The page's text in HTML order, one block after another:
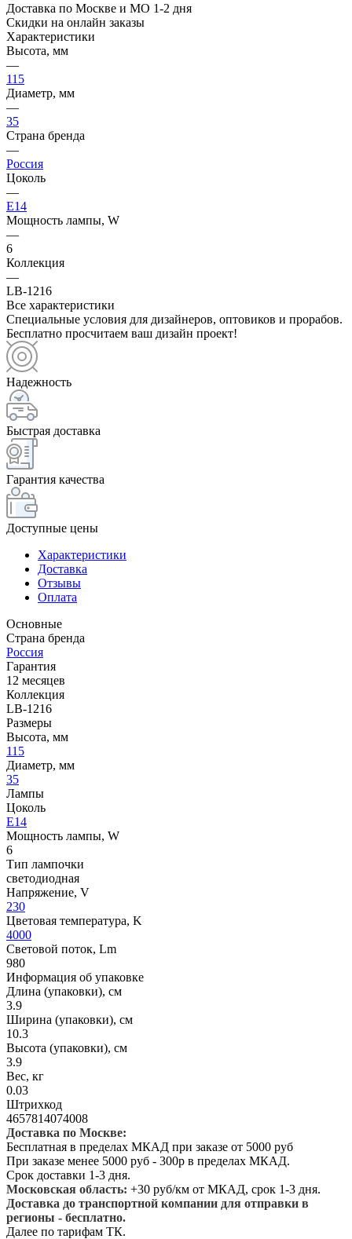
Доставка по Москве и МО 1-2 дня
Скидки на онлайн заказы
Характеристики
Высота, мм
—
115
Диаметр, мм
—
35
Страна бренда
—
Россия
Цоколь
—
E14
Мощность лампы, W
—
6
Коллекция
—
LB-1216
Все характеристики
Специальные условия для дизайнеров, оптовиков и прорабов.
Бесплатно просчитаем ваш дизайн проект!
Надежность
Быстрая доставка
Гарантия качества
Доступные цены
Характеристики
Доставка
Отзывы
Оплата
Основные
Страна бренда
Россия
Гарантия
12 месяцев
Коллекция
LB-1216
Размеры
Высота, мм
115
Диаметр, мм
35
Лампы
Цоколь
E14
Мощность лампы, W
6
Тип лампочки
светодиодная
Напряжение, V
230
Цветовая температура, K
4000
Световой поток, Lm
980
Информация об упаковке
Длина (упаковки), см
3.9
Ширина (упаковки), см
10.3
Высота (упаковки), см
3.9
Вес, кг
0.03
Штрихкод
4657814074008
Доставка по Москве:
Бесплатная в пределах МКАД при заказе от 5000 руб
При заказе менее 5000 руб - 300р в пределах МКАД.
Срок доставки 1-3 дня.
Московская область: +30 руб/км от МКАД, срок 1-3 дня.
Доставка до транспортной компании для отправки в
регионы - бесплатно.
Далее по тарифам ТК.